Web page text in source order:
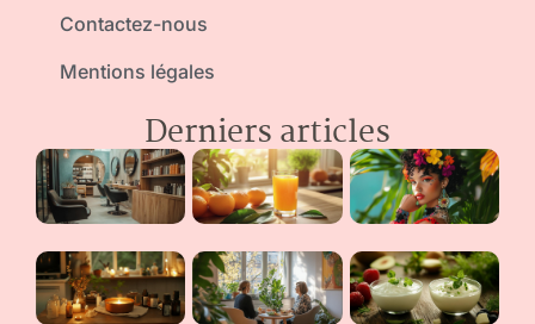
Contactez-nous
Mentions légales
Derniers articles